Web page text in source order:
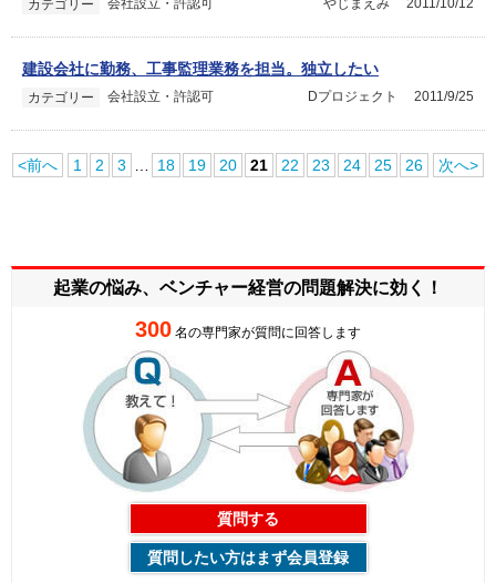
カテゴリー 会社設立・許認可 2011/10/12
やじまえみ
建設会社に勤務、工事監理業務を担当。独立したい
カテゴリー 会社設立・許認可 2011/9/25
Dプロジェクト
<前へ 1 2 3 18 19 20 21 22 23 24 25 26 次へ>
起業の悩み、ベンチャー経営の問題解決に効く！
300 名の専門家が質問に回答します
質問する
質問したい方はまず会員登録